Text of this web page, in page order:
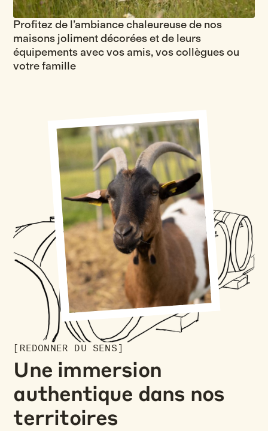
Profitez de l’ambiance chaleureuse de nos
maisons joliment décorées et de leurs
équipements avec vos amis, vos collègues ou
votre famille
[REDONNER DU SENS]
Une immersion
authentique dans nos
territoires